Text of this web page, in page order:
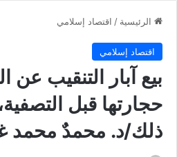
الرئيسية / اقتصاد إسلامي
اقتصاد إسلامي
بيع آبار التنقيب عن
حجارتها قبل
ذلك/د. محمدٌ محمد